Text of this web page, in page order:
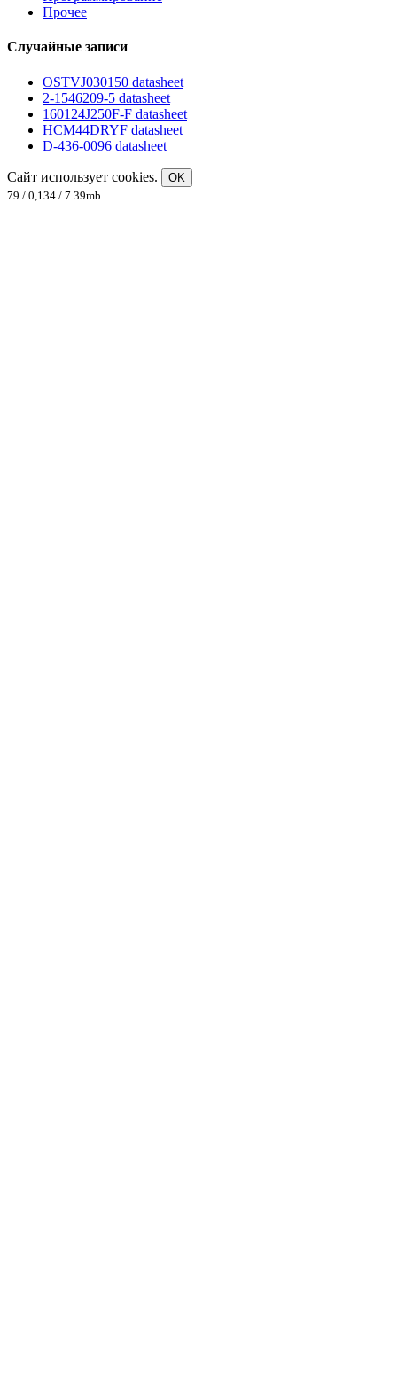
Прочее
Случайные записи
OSTVJ030150 datasheet
2-1546209-5 datasheet
160124J250F-F datasheet
HCM44DRYF datasheet
D-436-0096 datasheet
Сайт использует cookies.
OK
79 / 0,134 / 7.39mb